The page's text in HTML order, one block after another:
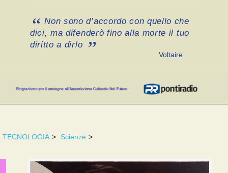
Non sono d’accordo con quello che
dici, ma difenderò fino alla morte il tuo
diritto a dirlo
Voltaire
TECNOLOGIA > Scienze >